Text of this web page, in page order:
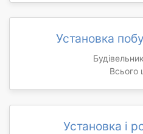
Установка
Всього
Установка і